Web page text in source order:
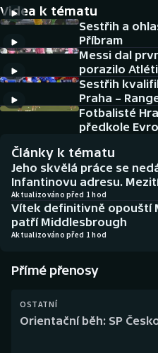
Cyklistika
DALŠÍ SPORTY
Americký fotbal
Baseball a softbal
Basketbal
Biatlon
Boby a skeleton
Dostihy
NEPŘEHLÉDNĚTE
Soutěže
Historické návraty
Aplikace ČT sport
AZ kvíz
Videa k tématu
Sestřih a
Příbram
Messi dal
porazilo
Sestřih
Praha –
Fotbalisté
předkole
Články k tématu
Jeho skvělá práce se
Infantinovu adresu.
Aktualizováno před 1 hod
Vítek definitivně opouští
patří Middlesbrough
Aktualizováno před 1 hod
Přímé přenosy
OSTATNÍ
Orientační běh: SP